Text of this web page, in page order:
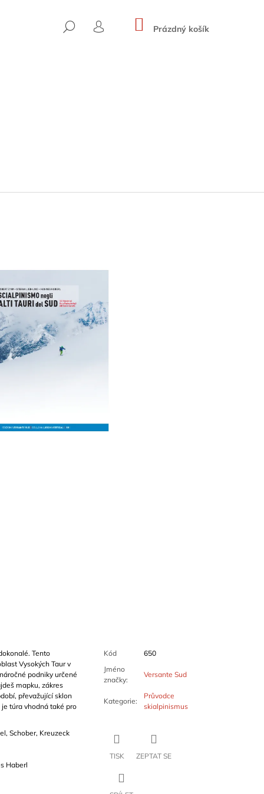
HLEDAT
PŘIHLÁŠENÍ
NÁKUPNÍ
KOŠÍK
Prázdný košík
Tento
Vysokých Taur v
podniky určené
mapku, zákres
převažující sklon
túra vhodná také pro
Schober, Kreuzeck
Haberl
Kód
650
Jméno
značky:
Versante Sud
Kategorie:
Průvodce
skialpinismus
TISK ZEPTAT SE